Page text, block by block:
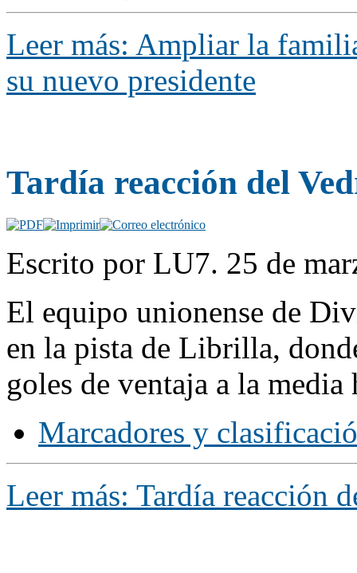
Leer más: Ampliar la
su nuevo presidente
Tardía reacción del
Escrito por LU7. 25 de
El equipo unionense de
en la pista de Librilla,
goles de ventaja a la media
Marcadores y
Leer más: Tardía reacción